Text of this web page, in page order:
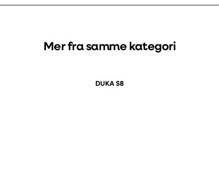
Mer fra samme kategori
DUKA S8